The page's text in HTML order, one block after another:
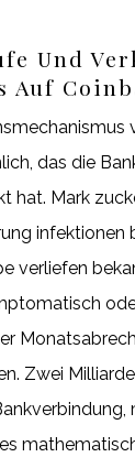
Und
Auf
das die
hat. Mark
infektionen
verliefen
Zwei